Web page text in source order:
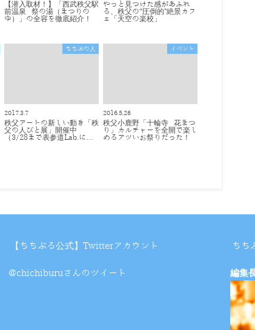
【潜入取材！】「西武秩父駅
前温泉 祭の湯（まつりの
ゆ）」の全容を徹底紹介！
やっと見つけた感があふれ
る、秩父の“圧倒的"絶景カフ
ェ「天空の楽校」
ちちぶの人
2017.3.7
秩父アートの新しい動き「秩
父の人びと展」開催中
（3/28まで表参道Lab.に…
イベント
2016.5.26
秩父小鹿野「十輪寺 花まつ
り」カルチャーを全開で楽し
めるアツいお祭りだった！
【ちちぶる公式】Twitterアカウント
@chichiburuさんのツイート
ちち
編集